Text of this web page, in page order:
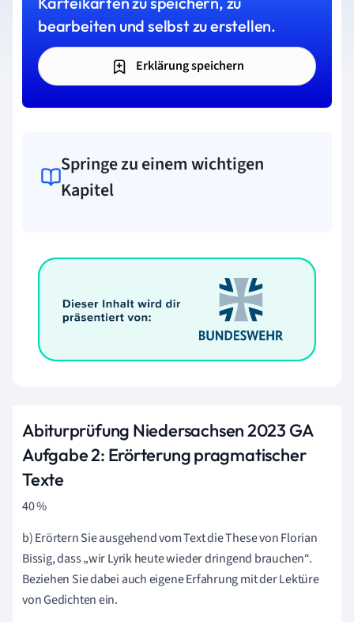
bearbeiten und selbst zu erstellen.
Erklärung speichern
Springe zu einem wichtigen
Kapitel
Abiturprüfung Niedersachsen 2023 GA
Aufgabe 2: Erörterung pragmatischer
Texte
40 %
b) Erörtern Sie ausgehend vom Text die These von Florian
Bissig, dass „wir Lyrik heute wieder dringend brauchen“.
Beziehen Sie dabei auch eigene Erfahrung mit der Lektüre
von Gedichten ein.